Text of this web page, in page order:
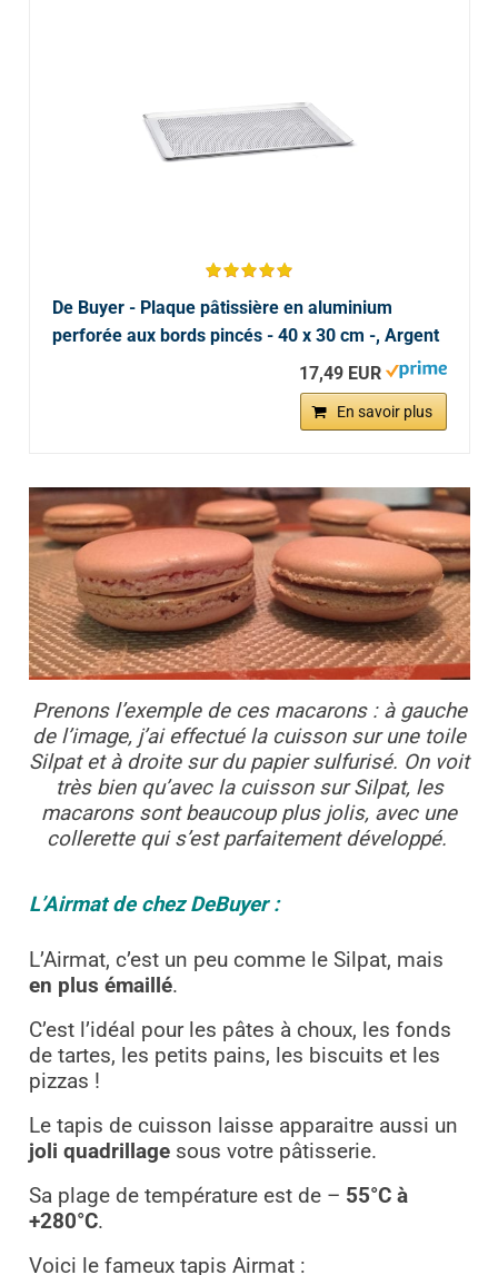
De Buyer - Plaque pâtissière en aluminium
perforée aux bords pincés - 40 x 30 cm -, Argent
17,49 EUR
En savoir plus
Prenons l’exemple de ces macarons : à gauche
de l’image, j’ai effectué la cuisson sur une toile
Silpat et à droite sur du papier sulfurisé. On voit
très bien qu’avec la cuisson sur Silpat, les
macarons sont beaucoup plus jolis, avec une
collerette qui s’est parfaitement développé.
L’Airmat de chez DeBuyer :
L’Airmat, c’est un peu comme le Silpat, mais
en plus émaillé.
C’est l’idéal pour les pâtes à choux, les fonds
de tartes, les petits pains, les biscuits et les
pizzas !
Le tapis de cuisson laisse apparaitre aussi un
joli quadrillagesous votre pâtisserie.
Sa plage de température est de – 55°C à
+280°C.
Voici le fameux tapis Airmat :